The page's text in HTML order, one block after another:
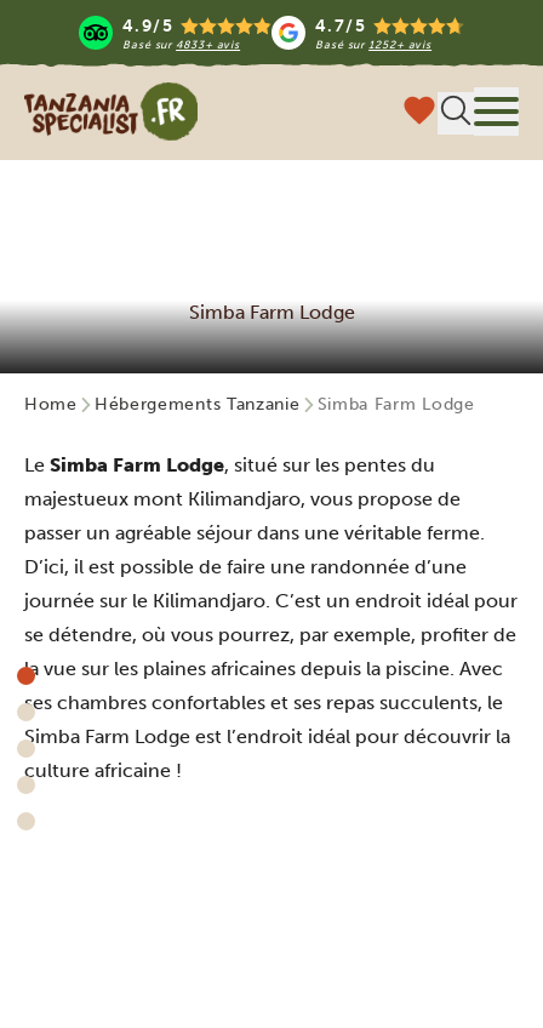
4.9/5
Basé sur 4833+ avis
4.7/5
Basé sur1252+ avis
Tanzania Specialist
Simba Farm Lodge
Home Hébergements Tanzanie Simba Farm Lodge
Le Simba Farm Lodge, situé sur les pentes du
majestueux mont Kilimandjaro, vous propose de
passer un agréable séjour dans une véritable ferme.
D’ici, il est possible de faire une randonnée d’une
journée sur le Kilimandjaro. C’est un endroit idéal pour
se détendre, où vous pourrez, par exemple, profiter de
la vue sur les plaines africaines depuis la piscine. Avec
ses chambres confortables et ses repas succulents, le
Simba Farm Lodge est l’endroit idéal pour découvrir la
culture africaine !